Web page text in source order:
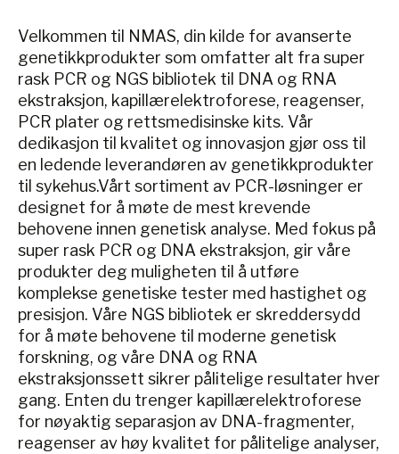
Velkommen til NMAS, din kilde for avanserte
genetikkprodukter som omfatter alt fra super
rask PCR og NGS bibliotek til DNA og RNA
ekstraksjon, kapillærelektroforese, reagenser,
PCR plater og rettsmedisinske kits. Vår
dedikasjon til kvalitet og innovasjon gjør oss til
en ledende leverandøren av genetikkprodukter
til sykehus.Vårt sortiment av PCR-løsninger er
designet for å møte de mest krevende
behovene innen genetisk analyse. Med fokus på
super rask PCR og DNA ekstraksjon, gir våre
produkter deg muligheten til å utføre
komplekse genetiske tester med hastighet og
presisjon. Våre NGS bibliotek er skreddersydd
for å møte behovene til moderne genetisk
forskning, og våre DNA og RNA
ekstraksjonssett sikrer pålitelige resultater hver
gang. Enten du trenger kapillærelektroforese
for nøyaktig separasjon av DNA-fragmenter,
reagenser av høy kvalitet for pålitelige analyser,